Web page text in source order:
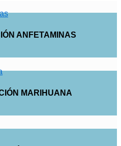
ANFETAMINAS
MARIHUANA